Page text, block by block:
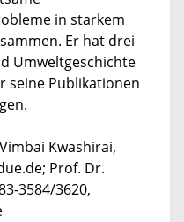
in starkem
Er hat drei
Umweltgeschichte
Publikationen
Kwashirai,
Prof. Dr.
3584/3620,